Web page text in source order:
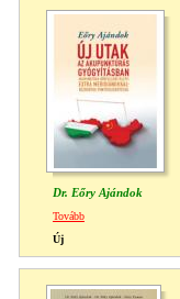
Dr. Eőry Ajándok
Tovább
Új